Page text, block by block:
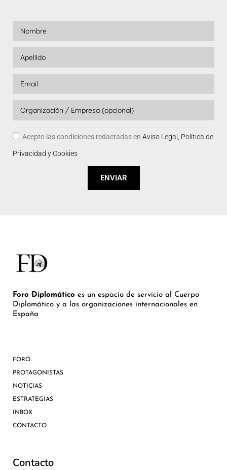
Acepto las condiciones redactadas en Aviso Legal, Política de
Privacidad y Cookies
ENVIAR
Foro Diplomático es un espacio de servicio al Cuerpo
Diplomático y a las organizaciones internacionales en
España
FORO
PROTAGONISTAS
NOTICIAS
ESTRATEGIAS
INBOX
CONTACTO
Contacto